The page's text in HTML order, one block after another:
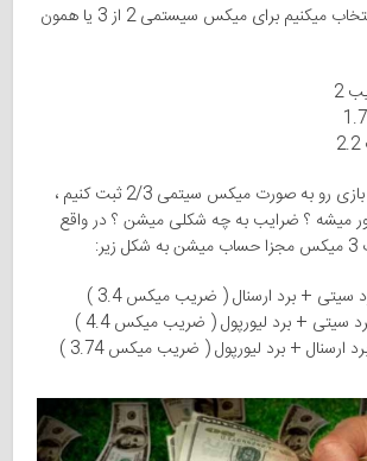
فرض کنید 3 بازی انتخاب میکنیم برای میکس سیستمی 2 از 3 یا همون
2
حالا زمانی که این 3 بازی رو به صورت میکس سیتمی 2/3 ثبت کنیم ،
میشه ؟ ضرایب به چه شکلی میشن ؟ در واقع
سیتی + برد ارسنال ( ضریب میکس 3.4 )
سیتی + برد لیورپول ( ضریب میکس 4.4 )
+ برد لیورپول ( ضریب میکس 3.74 )